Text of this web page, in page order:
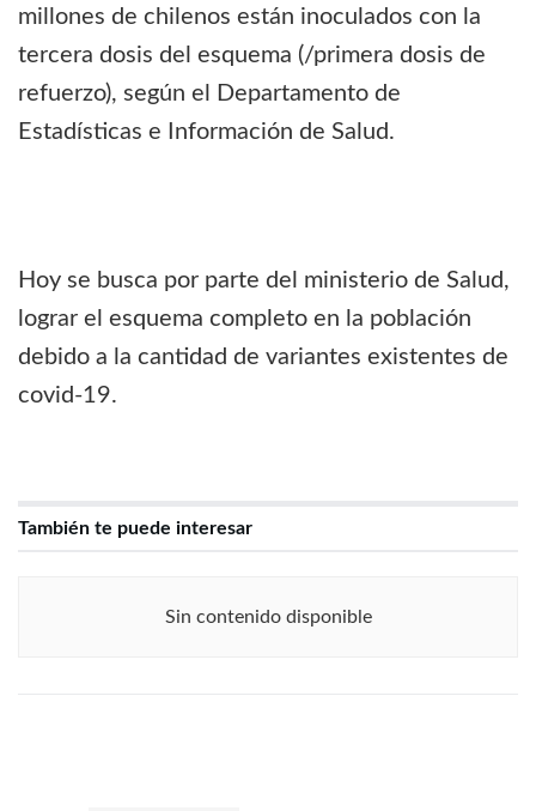
millones de chilenos están inoculados con la
tercera dosis del esquema (/primera dosis de
refuerzo), según el Departamento de
Estadísticas e Información de Salud.
Hoy se busca por parte del ministerio de Salud,
lograr el esquema completo en la población
debido a la cantidad de variantes existentes de
covid-19.
También te puede interesar
Sin contenido disponible